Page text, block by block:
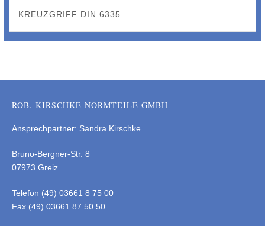
KREUZGRIFF DIN 6335
ROB. KIRSCHKE NORMTEILE GMBH
Ansprechpartner: Sandra Kirschke
Bruno-Bergner-Str. 8
07973 Greiz
Telefon (49) 03661 8 75 00
Fax (49) 03661 87 50 50